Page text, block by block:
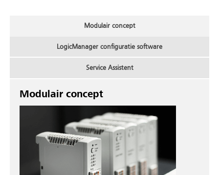
Modulair concept
LogicManager configuratie software
Service Assistent
Modulair concept